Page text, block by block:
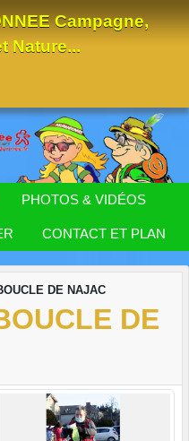
Campagne,
Nature...
PHOTOS & VIDÉOS
CONTACT ET PLAN
DE NAJAC
DE